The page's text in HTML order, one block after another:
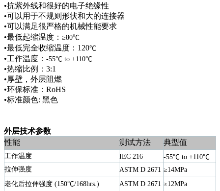
•抗紫外线和很好的电子绝缘性
•可以用于不规则形状和大的连接器
•可以满足很严格的机械性能要求
•最低起缩温度： ≥80℃
•最低完全收缩温度： 120℃
•工作温度： -55℃ to +110℃
•热缩比例： 3:1
•厚壁，外层阻燃
•环保标准： RoHS
•标准颜色: 黑色
外层技术参数
性能
测试方法 典型值
工作温度 IEC 216 -55℃ to +110℃
拉伸强度
ASTM D 2671 ≥14MPa
老化后拉伸强度 (150℃/168hrs.) ASTM D 2671 ≥12MPa